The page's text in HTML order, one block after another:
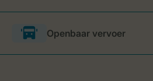
Openbaar vervoer